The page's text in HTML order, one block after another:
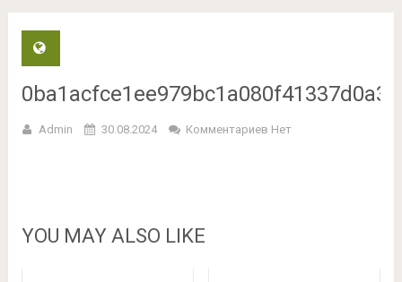
0ba1acfce1ee979bc1a080f41337d0a3
Admin 30.08.2024 Комментариев Нет
YOU MAY ALSO LIKE